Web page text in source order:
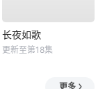
长夜如歌
更新至第18集
更多